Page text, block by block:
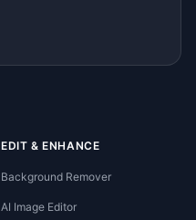
EDIT & ENHANCE
Background Remover
AI Image Editor